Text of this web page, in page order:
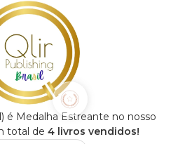
é Medalha Estreante no nosso
total de 4 livros vendidos!